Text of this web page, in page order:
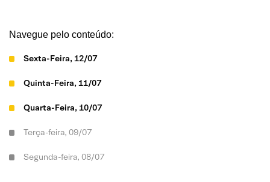
Navegue pelo conteúdo:
Sexta-Feira, 12/07
Quinta-Feira, 11/07
Quarta-Feira, 10/07
Terça-feira, 09/07
Segunda-feira, 08/07